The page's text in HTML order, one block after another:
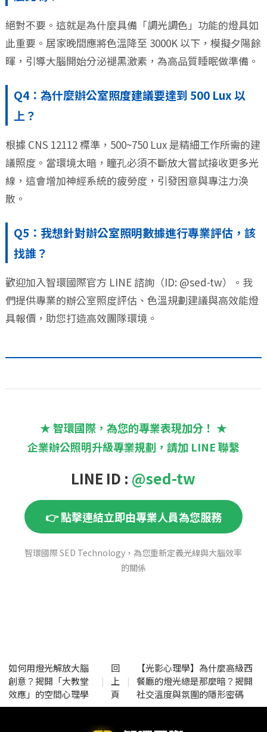
絕對不要。這就是為什麼具備「調光調色」功能的燈具如
此重要。居家晚間應將色溫降至 3000K 以下，模擬夕陽餘
暉，引導大腦開始分泌褪黑激素，為高品質睡眠做準備。
Q4：為什麼辦公室照度建議要達到 500 Lux 以
上？
根據 CNS 12112 標準，500~750 Lux 是精細工作所需的建
議照度。當環境太暗，瞳孔必須不斷放大嘗試接收更多光
線，這會增加神經系統的疲勞度，引發困意與專注力涣
散。
Q5：我想針對辦公室照明數據進行專業評估，該
找誰？
歡迎加入智環國際官方 LINE 諮詢（ID: @sed-tw）。我
們提供專業的辦公室照度評估、色溫規劃建議與高效能燈
具報價，助您打造高效團隊環境。
★ 智環國際，為您的專業表現加分！ ★
企業辦公照明升級專業規劃，請加 LINE 聯繫
LINE ID : @sed-tw
👉 點擊連結立即由專業人員為您服務
智環國際 SED Technology，為您重新定義光線與大腦效率
的關係
如何用燈光解放大腦
創意？揭開「大教堂
效應」的空間心理學
|
回
上
頁
|
【光影心理學】為什麼高級西
餐廳的燈光總是那麼暗？揭開
社交溫度與氛圍的隱形密碼